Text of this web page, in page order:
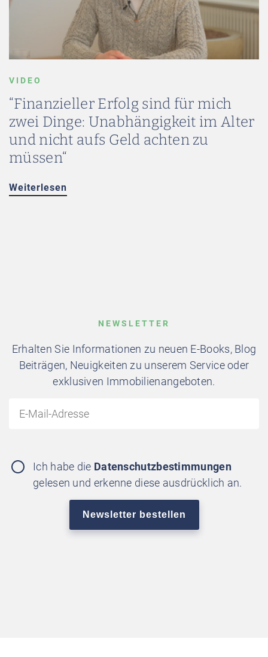
VIDEO
“Finanzieller Erfolg sind für mich
zwei Dinge: Unabhängigkeit im Alter
und nicht aufs Geld achten zu
müssen“
Weiterlesen
NEWSLETTER
Erhalten Sie Informationen zu neuen E-Books, Blog
Beiträgen, Neuigkeiten zu unserem Service oder
exklusiven Immobilienangeboten.
Ich habe die Datenschutzbestimmungen
gelesen und erkenne diese ausdrücklich an.